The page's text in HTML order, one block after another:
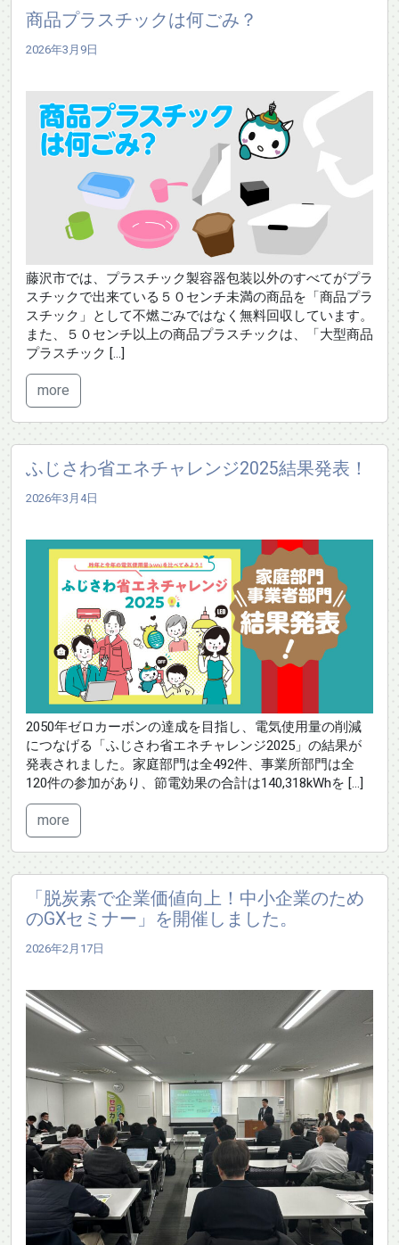
商品プラスチックは何ごみ？
2026年3月9日
藤沢市では、プラスチック製容器包装以外のすべてがプラ
スチックで出来ている５０センチ未満の商品を「商品プラ
スチック」として不燃ごみではなく無料回収しています。
また、５０センチ以上の商品プラスチックは、「大型商品
プラスチック […]
more
ふじさわ省エネチャレンジ2025結果発表！
2026年3月4日
2050年ゼロカーボンの達成を目指し、電気使用量の削減
につなげる「ふじさわ省エネチャレンジ2025」の結果が
発表されました。家庭部門は全492件、事業所部門は全
120件の参加があり、節電効果の合計は140,318kWhを […]
more
「脱炭素で企業価値向上！中小企業のため
のGXセミナー」を開催しました。
2026年2月17日